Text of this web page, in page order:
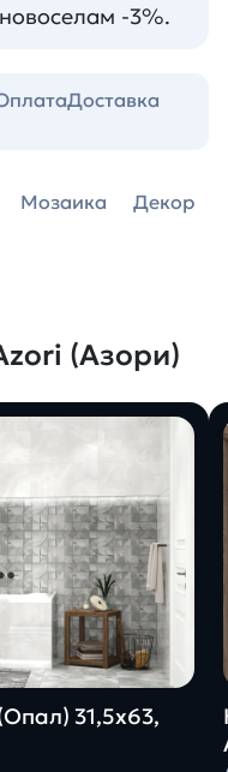
-3%.
Доставка
Мозаика
Декор
(Азори)
31,5х63,